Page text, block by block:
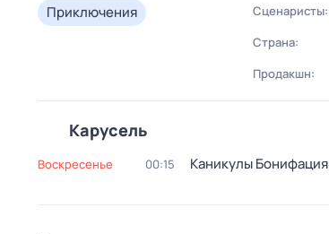
Приключения
Сценаристы:
Страна:
Продакшн:
Карусель
воскресенье 00:15 Каникулы Бонифация